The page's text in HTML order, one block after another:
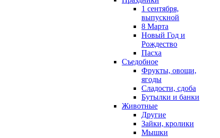
1 сентября,
выпускной
8 Марта
Новый Год и
Рождество
Пасха
Съедобное
Фрукты, овощи,
ягоды
Сладости, сдоба
Бутылки и банки
Животные
Другие
Зайки, кролики
Мышки